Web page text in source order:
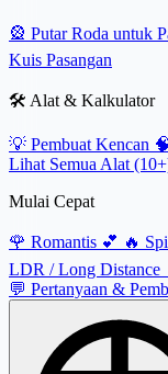
🎡 Putar Roda untuk
Kuis Pasangan
🛠️ Alat & Kalkulator
💡 Pembuat Kencan 🧠
Lihat Semua Alat
Mulai Cepat
🌹 Romantis 💕 🔥
LDR / Long Distance
💬 Pertanyaan &